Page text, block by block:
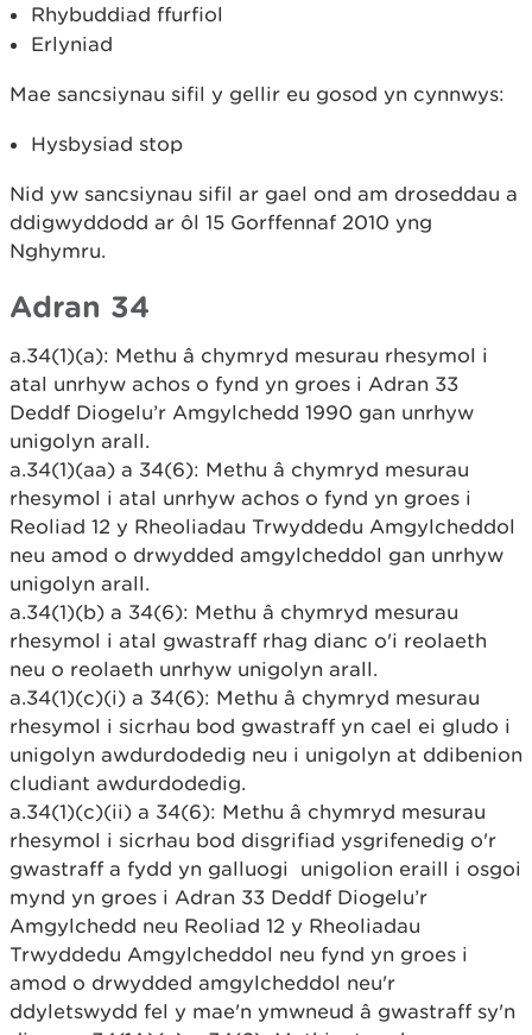
Rhybuddiad ffurfiol
Erlyniad
Mae sancsiynau sifil y gellir eu gosod yn cynnwys:
Hysbysiad stop
Nid yw sancsiynau sifil ar gael ond am droseddau a
ddigwyddodd ar ôl 15 Gorffennaf 2010 yng
Nghymru.
Adran 34
a.34(1)(a): Methu â chymryd mesurau rhesymol i
atal unrhyw achos o fynd yn groes i Adran 33
Deddf Diogelu’r Amgylchedd 1990 gan unrhyw
unigolyn arall.
a.34(1)(aa) a 34(6): Methu â chymryd mesurau
rhesymol i atal unrhyw achos o fynd yn groes i
Reoliad 12 y Rheoliadau Trwyddedu Amgylcheddol
neu amod o drwydded amgylcheddol gan unrhyw
unigolyn arall.
a.34(1)(b) a 34(6): Methu â chymryd mesurau
rhesymol i atal gwastraff rhag dianc o'i reolaeth
neu o reolaeth unrhyw unigolyn arall.
a.34(1)(c)(i) a 34(6): Methu â chymryd mesurau
rhesymol i sicrhau bod gwastraff yn cael ei gludo i
unigolyn awdurdodedig neu i unigolyn at ddibenion
cludiant awdurdodedig.
a.34(1)(c)(ii) a 34(6): Methu â chymryd mesurau
rhesymol i sicrhau bod disgrifiad ysgrifenedig o'r
gwastraff a fydd yn galluogi unigolion eraill i osgoi
mynd yn groes i Adran 33 Deddf Diogelu’r
Amgylchedd neu Reoliad 12 y Rheoliadau
Trwyddedu Amgylcheddol neu fynd yn groes i
amod o drwydded amgylcheddol neu'r
ddyletswydd fel y mae'n ymwneud â gwastraff sy'n